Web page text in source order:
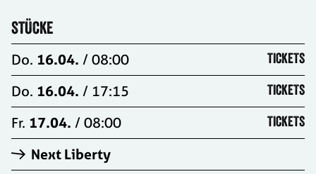
STÜCKE
Do. 16.04. / 08:00 TICKETS
Do. 16.04. / 17:15 TICKETS
Fr. 17.04. / 08:00 TICKETS
Next Liberty